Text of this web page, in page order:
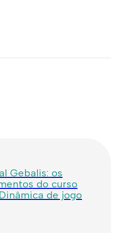
Gebalis: os
do curso
de jogo